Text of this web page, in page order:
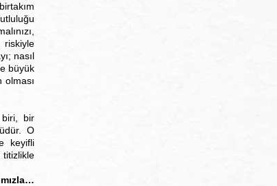
nasıl
büyük
olması
bir
O
keyifli